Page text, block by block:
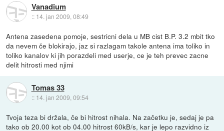
Vanadium
:: 14. jan 2009, 08:49
Antena zasedena pomoje, sestricni dela u MB cist B.P. 3.2 mbit tko
da nevem če blokirajo, jaz si razlagam takole antena ima toliko in
toliko kanalov ki jih porazdeli med userje, ce je teh prevec zacne
delit hitrosti med njimi
Tomas 33
:: 14. jan 2009, 09:54
Tvoja teza bi držala, če bi hitrost nihala. Na začetku je, sedaj je pa
tako ob 20.00 kot ob 04.00 hitrost 60kB/s, kar je lepo razvidno iz